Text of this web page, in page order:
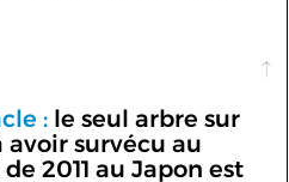
:le seul arbre sur
survécu au
2011 au Japon est